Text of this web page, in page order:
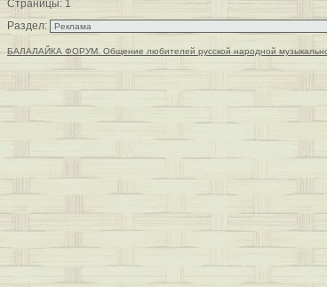
Страницы: 1
Раздел:
БАЛАЛАЙКА ФОРУМ. Общение любителей русской народной